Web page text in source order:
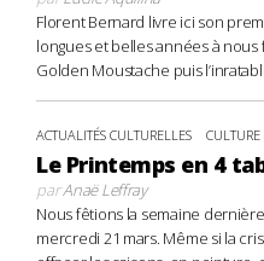
Florent Bernard livre ici son
longues et belles années à
Golden Moustache puis
ACTUALITÉS CULTURELLES CULTURE
Le Printemps en 4
parAnaë Leffray
Nous fêtions la semaine
mercredi 21 mars. Même si la